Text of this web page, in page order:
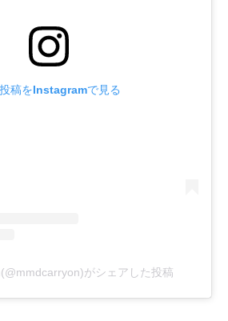
稿をInstagramで見る
がシェアした投稿